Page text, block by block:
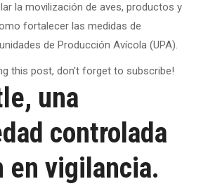
la movilización de aves, productos y
fortalecer las medidas de
de Producción Avícola (UPA).
this post, don't forget to subscribe!
una
controlada
en vigilancia.